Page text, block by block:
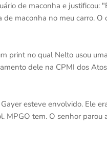
de maconha e justificou:
maconha no meu carro. O
print no qual Nelto usou
dele na CPMI dos
esteve envolvido. Ele
MPGO tem. O senhor parou